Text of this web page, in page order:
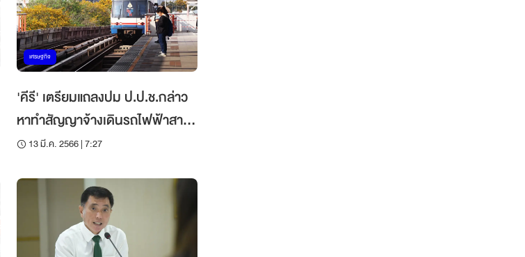
เศรษฐกิจ
'คีรี' เตรียมแถลงปม ป.ป.ช.กล่าว
หาทำสัญญาจ้างเดินรถไฟฟ้าสาย
สีเขียว
13 มี.ค. 2566 | 7:27